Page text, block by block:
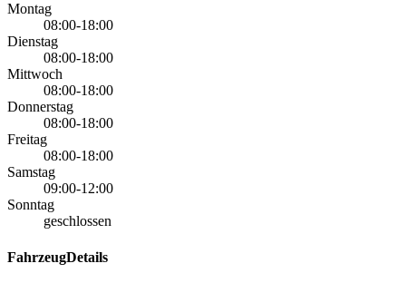
Montag
08:00-18:00
Dienstag
08:00-18:00
Mittwoch
08:00-18:00
Donnerstag
08:00-18:00
Freitag
08:00-18:00
Samstag
09:00-12:00
Sonntag
geschlossen
FahrzeugDetails